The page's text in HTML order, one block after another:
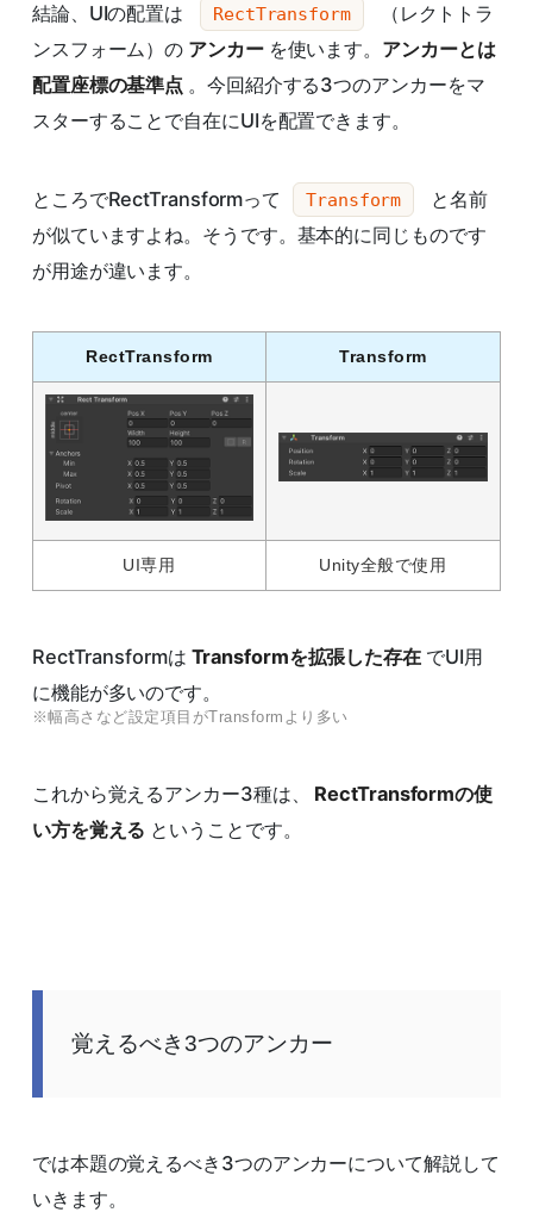
結論、UIの配置は RectTransform
（レクトトラ
ンスフォーム）の アンカーを使います。 アンカーとは
配置座標の基準点 。今回紹介する3つのアンカーをマ
スターすることで自在にUIを配置できます。
ところでRectTransformって Transform
と名前
が似ていますよね。そうです。基本的に同じものです
が用途が違います。
RectTransform Transform
UI専用 Unity全般で使用
RectTransformは Transformを拡張した存在 でUI用
に機能が多いのです。
※幅高さなど設定項目がTransformより多い
これから覚えるアンカー3種は、 RectTransformの使
い方を覚える ということです。
覚えるべき3つのアンカー
では本題の覚えるべき3つのアンカーについて解説して
いきます。